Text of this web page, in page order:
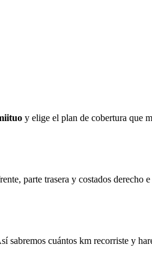
y elige el plan de cobertura que
parte trasera y costados derecho
sabremos cuántos km recorriste y